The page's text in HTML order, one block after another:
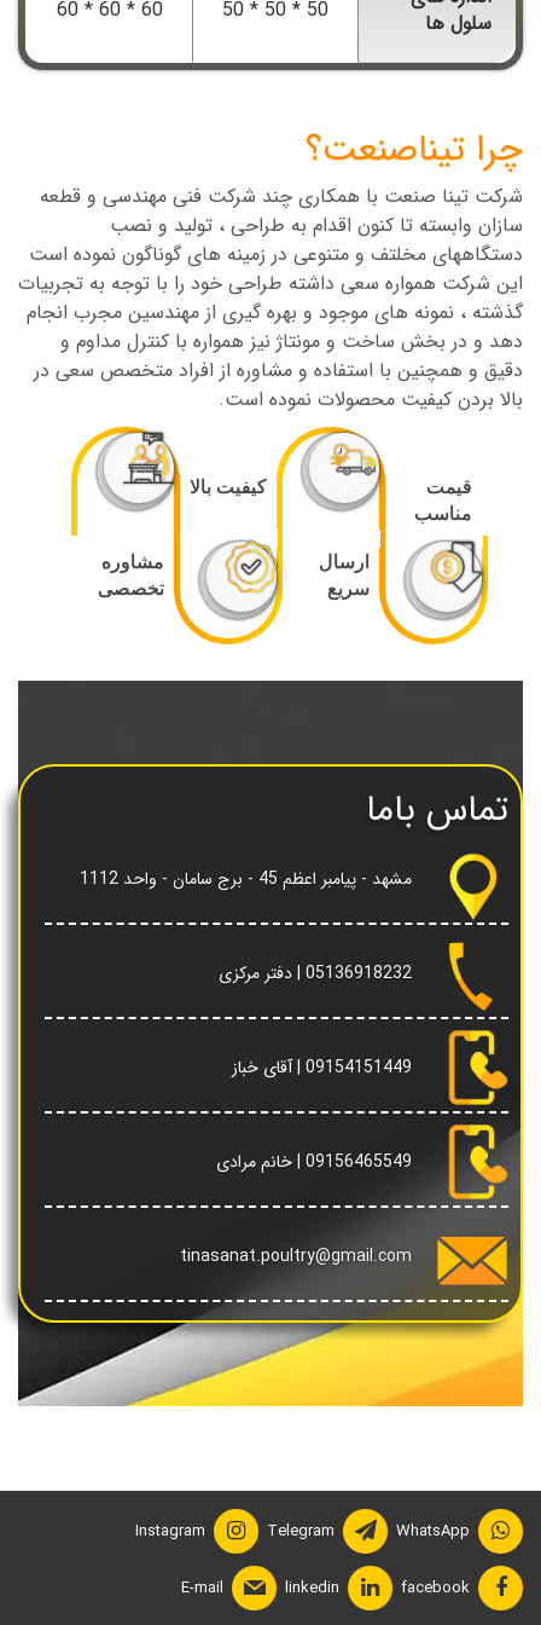
سلول ها
50 * 50 * 50
60 * 60 * 60
چرا تیناصنعت؟
شرکت تینا صنعت با همکاری چند شرکت فنی مهندسی و قطعه
سازان وابسته تا کنون اقدام به طراحی ، تولید و نصب
دستگاههای مخلتف و متنوعی در زمینه های گوناگون نموده است
این شرکت همواره سعی داشته طراحی خود را با توجه به تجربیات
گذشته ، نمونه های موجود و بهره گیری از مهندسین مجرب انجام
دهد و در بخش ساخت و مونتاژ نیز همواره با کنترل مداوم و
دقیق و همچنین با استفاده و مشاوره از افراد متخصص سعی در
بالا بردن کیفیت محصولات نموده است.
قیمت
مناسب
ارسال
سریع
کیفیت بالا
مشاوره
تخصصی
تماس باما
مشهد - پیامبر اعظم 45 - برج سامان - واحد 1112
05136918232 | دفتر مرکزی
09154151449 | آقای خباز
09156465549 | خانم مرادی
tinasanat.poultry@gmail.com
WhatsApp
Telegram
Instagram
facebook
linkedin
E-mail